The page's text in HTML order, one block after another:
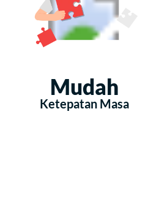
Mudah
Ketepatan Masa